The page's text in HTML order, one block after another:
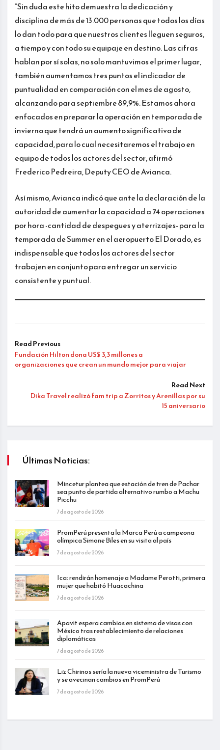
“Sin duda este hito demuestra la dedicación y
disciplina de más de 13.000 personas que todos los días
lo dan todo para que nuestros clientes lleguen seguros,
a tiempo y con todo su equipaje en destino. Las cifras
hablan por sí solas, no solo mantuvimos el primer lugar,
también aumentamos tres puntos el indicador de
puntualidad en comparación con el mes de agosto,
alcanzando para septiembre 89,9%. Estamos ahora
enfocados en preparar la operación en temporada de
invierno que tendrá un aumento significativo de
capacidad, para lo cual necesitaremos el trabajo en
equipo de todos los actores del sector, afirmó
Frederico Pedreira, Deputy CEO de Avianca.
Así mismo, Avianca indicó que ante la declaración de la
autoridad de aumentar la capacidad a 74 operaciones
por hora -cantidad de despegues y aterrizajes- para la
temporada de Summer en el aeropuerto El Dorado, es
indispensable que todos los actores del sector
trabajen en conjunto para entregar un servicio
consistente y puntual.
Read Previous
Fundación Hilton dona US$ 3,3 millones a
organizaciones que crean un mundo mejor para viajar
Read Next
Dika Travel realizó fam trip a Zorritos y Arenillas por su
15 aniversario
Últimas Noticias:
Mincetur plantea que estación de tren de Pachar
sea punto de partida alternativo rumbo a Machu
Picchu
7 de agosto de 2026
PromPerú presenta la Marca Perú a campeona
olímpica Simone Biles en su visita al país
7 de agosto de 2026
Ica: rendirán homenaje a Madame Perotti, primera
mujer que habitó Huacachina
7 de agosto de 2026
Apavit espera cambios en sistema de visas con
México tras restablecimiento de relaciones
diplomáticas
7 de agosto de 2026
Liz Chirinos sería la nueva viceministra de Turismo
y se avecinan cambios en PromPerú
7 de agosto de 2026